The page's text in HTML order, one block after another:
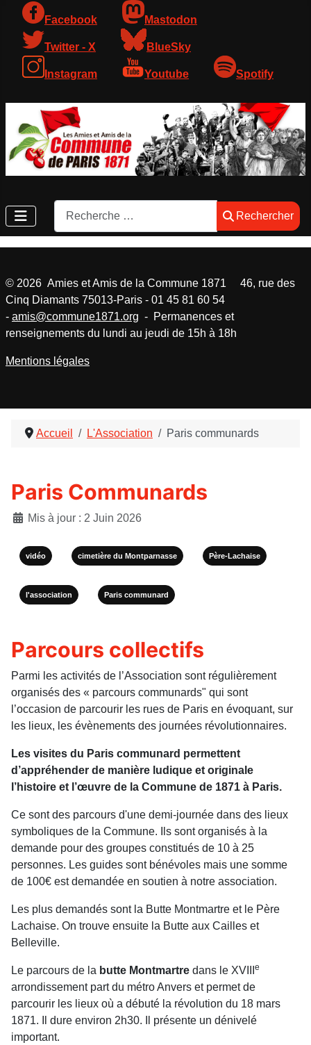
Facebook Mastodon
Twitter - X BlueSky
Instagram Youtube Spotify
Rechercher
Rechercher
Accueil L'Association Paris communards
Paris Communards
DétailsMis à jour : 2 Juin 2026
vidéo cimetière du Montparnasse Père-Lachaise
l'association Paris communard
Parcours collectifs
Parmi les activités de l’Association sont régulièrement
organisés des « parcours communards" qui sont
l’occasion de parcourir les rues de Paris en évoquant, sur
les lieux, les évènements des journées révolutionnaires.
Les visites du Paris communard permettent
d’appréhender de manière ludique et originale
l’histoire et l’œuvre de la Commune de 1871 à Paris.
Ce sont des parcours d'une demi-journée dans des lieux
symboliques de la Commune. Ils sont organisés à la
demande pour des groupes constitués de 10 à 25
personnes. Les guides sont bénévoles mais une somme
de 100€ est demandée en soutien à notre association.
Les plus demandés sont la Butte Montmartre et le Père
Lachaise. On trouve ensuite la Butte aux Cailles et
Belleville.
Le parcours de la butte Montmartre dans le XVIII e
arrondissement part du métro Anvers et permet de
parcourir les lieux où a débuté la révolution du 18 mars
1871. Il dure environ 2h30. Il présente un dénivelé
important.
© 2026 Amies et Amis de la Commune 1871 46, rue des
Cinq Diamants 75013-Paris - 01 45 81 60 54
- amis@commune1871.org - Permanences et
renseignements du lundi au jeudi de 15h à 18h
Mentions légales